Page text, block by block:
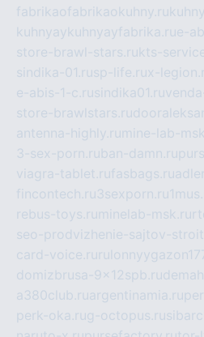
fabrikaofabrikaokuhny.ru
kuhnyaykuhnyayfabrika.rue-
store-brawl-stars.rukts-
sindika-01.rusp-life.rux-
e-abis-1-c.rusindika01.ru
store-brawlstars.ru
antenna-highly.ru mine-lab-
3-sex-porn.ruban-damn.ru
viagra-tablet.rufasbags.ru
fincontech.ru3sexporn.ru
rebus-toys.ru minelab-msk.ru
seo-prodvizhenie-sajtov-
card-voice.ru
domizbrusa-9x12spb.ru
a380club.ruargentinamia.ru
perk-oka.rug-octopus.ru